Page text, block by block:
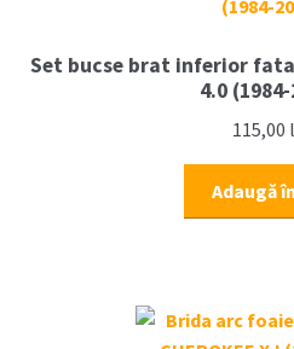
Set bucse brat inferior fata
4.0
115,00
Adaugă